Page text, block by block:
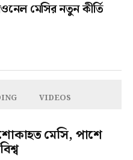
মেসির নতুন কীর্তি
VIDEOS
মেসি, পাশে